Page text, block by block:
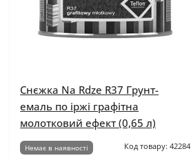
Снєжка Na Rdze R37 Грунт-
емаль по іржі графітна
молотковий ефект (0,65 л)
Немає в наявності Код товару: 42284